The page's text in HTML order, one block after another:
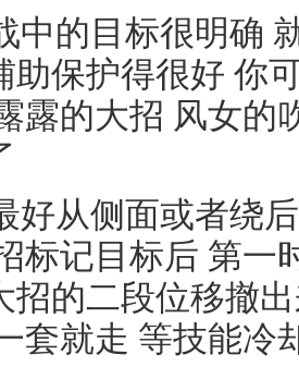
中的目标很明确
助保护得很好 你
露的大招 风女的
好从侧面或者绕
标记目标后 第一
招的二段位移撤
套就走 等技能冷